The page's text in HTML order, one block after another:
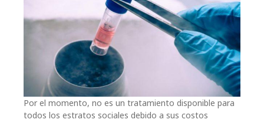
Por el momento, no es un tratamiento disponible para
todos los estratos sociales debido a sus costos